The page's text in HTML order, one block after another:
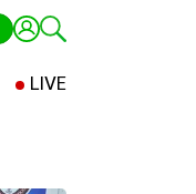
LIVE